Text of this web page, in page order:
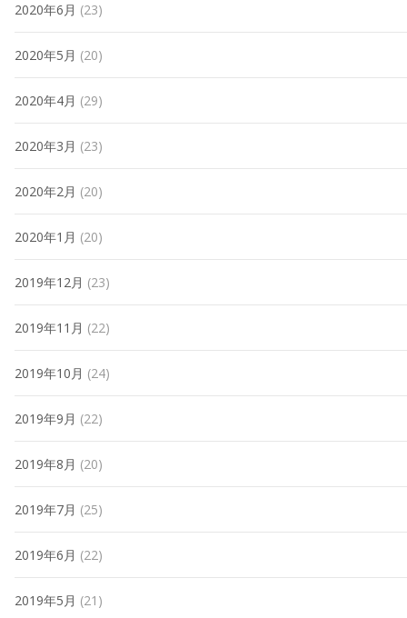
2020年6月 (23)
2020年5月 (20)
2020年4月 (29)
2020年3月 (23)
2020年2月 (20)
2020年1月 (20)
2019年12月 (23)
2019年11月 (22)
2019年10月 (24)
2019年9月 (22)
2019年8月 (20)
2019年7月 (25)
2019年6月 (22)
2019年5月 (21)